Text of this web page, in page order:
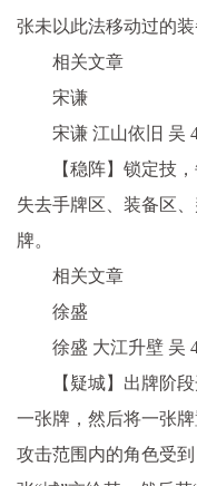
张未以此法移动过的装
相关文章
宋谦
宋谦 江山依旧 吴
【稳阵】锁定技
失去手牌区、装备区
牌。
相关文章
徐盛
徐盛 大江升壁 吴
【疑城】出牌阶
一张牌，然后将一张
攻击范围内的角色受